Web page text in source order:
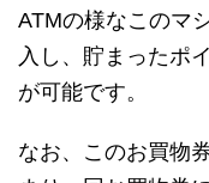
ATMの様なこのマ
入し、貯まったポ
が可能です。
なお、このお買物